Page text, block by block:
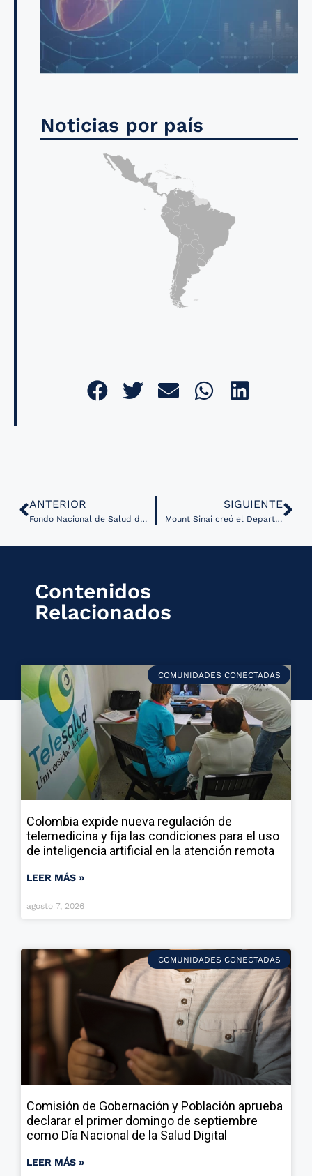
Noticias por país
ANTERIOR
Fondo Nacional de Salud de Chile continuará la atención remota pese a fin de Estado de Excepción
SIGUIENTE
Mount Sinai creó el Departamento de Inteligencia Artificial y Salud Humana
Contenidos
Relacionados
COMUNIDADES CONECTADAS
Colombia expide nueva regulación de
telemedicina y fija las condiciones para el uso
de inteligencia artificial en la atención remota
LEER MÁS »
agosto 7, 2026
COMUNIDADES CONECTADAS
Comisión de Gobernación y Población aprueba
declarar el primer domingo de septiembre
como Día Nacional de la Salud Digital
LEER MÁS »